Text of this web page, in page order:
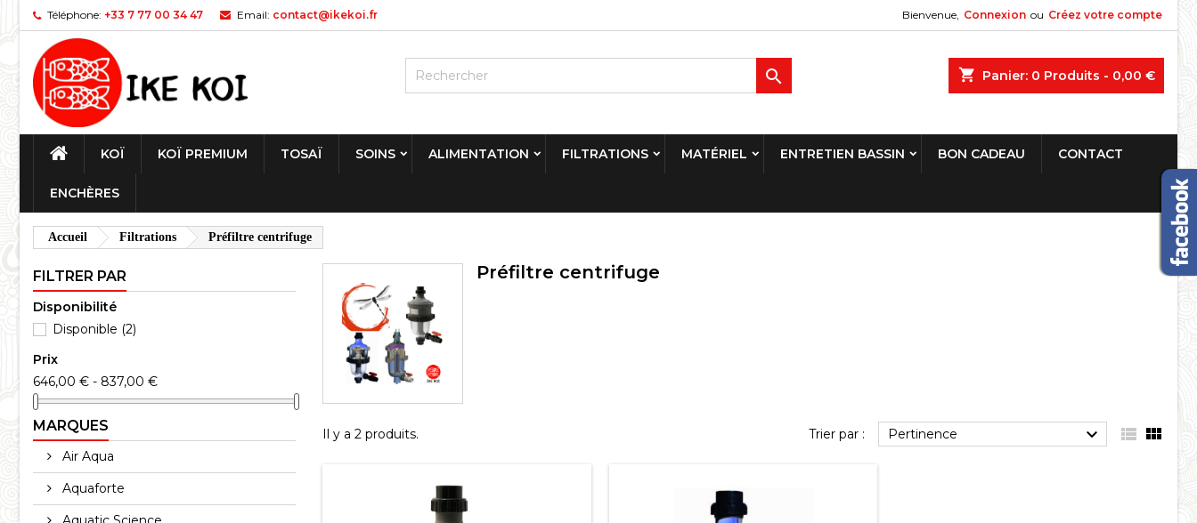
Téléphone: +33 7 77 00 34 47 Email: contact@ikekoi.fr Bienvenue, Connexion ou Créez votre compte
shopping_cart Panier: 0 Produits - 0,00 €

KOÏ KOÏ PREMIUM TOSAÏ SOINS ALIMENTATION FILTRATIONS MATÉRIEL ENTRETIEN BASSIN BON CADEAU CONTACT
ENCHÈRES
Accueil Filtrations Préfiltre centrifuge
FILTRER PAR
Disponibilité
Disponible (2)
Prix
646,00 € - 837,00 €
MARQUES
Air Aqua
Aquaforte
Préfiltre centrifuge
Il y a 2 produits. Trier par : Pertinence   